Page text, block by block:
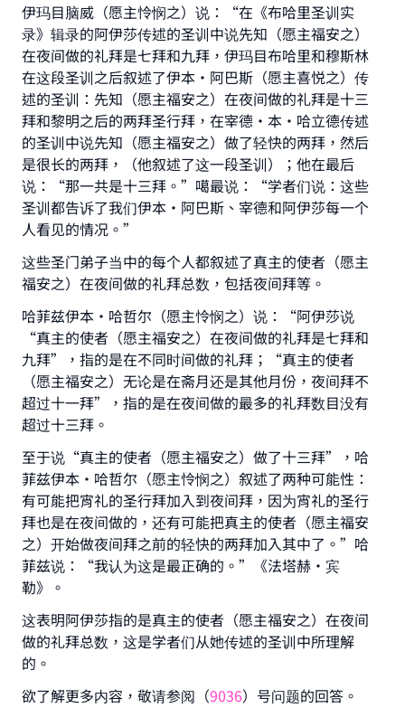
伊玛目脑威（愿主怜悯之）说：“在《布哈里圣训实
录》辑录的阿伊莎传述的圣训中说先知（愿主福安之）
在夜间做的礼拜是七拜和九拜，伊玛目布哈里和穆斯林
在这段圣训之后叙述了伊本·阿巴斯（愿主喜悦之）传
述的圣训：先知（愿主福安之）在夜间做的礼拜是十三
拜和黎明之后的两拜圣行拜，在宰德·本·哈立德传述
的圣训中说先知（愿主福安之）做了轻快的两拜，然后
是很长的两拜，（他叙述了这一段圣训）；他在最后
说：“那一共是十三拜。”噶最说：“学者们说：这些
圣训都告诉了我们伊本·阿巴斯、宰德和阿伊莎每一个
人看见的情况。”
这些圣门弟子当中的每个人都叙述了真主的使者（愿主
福安之）在夜间做的礼拜总数，包括夜间拜等。
哈菲兹伊本·哈哲尔（愿主怜悯之）说：“阿伊莎说
“真主的使者（愿主福安之）在夜间做的礼拜是七拜和
九拜”，指的是在不同时间做的礼拜；“真主的使者
（愿主福安之）无论是在斋月还是其他月份，夜间拜不
超过十一拜”，指的是在夜间做的最多的礼拜数目没有
超过十三拜。
至于说“真主的使者（愿主福安之）做了十三拜”，哈
菲兹伊本•哈哲尔（愿主怜悯之）叙述了两种可能性：
有可能把宵礼的圣行拜加入到夜间拜，因为宵礼的圣行
拜也是在夜间做的，还有可能把真主的使者（愿主福安
之）开始做夜间拜之前的轻快的两拜加入其中了。”哈
菲兹说：“我认为这是最正确的。”《法塔赫·宾
勒》。
这表明阿伊莎指的是真主的使者（愿主福安之）在夜间
做的礼拜总数，这是学者们从她传述的圣训中所理解
的。
欲了解更多内容，敬请参阅（9036）号问题的回答。
Make an impact on millions of lives
with your contribution today
Your support is crucial for our mission.
"A person who leads others to doing what is
good will earn the same reward as those who
do it."
(MUSLIM, 1893)
Support IslamQA